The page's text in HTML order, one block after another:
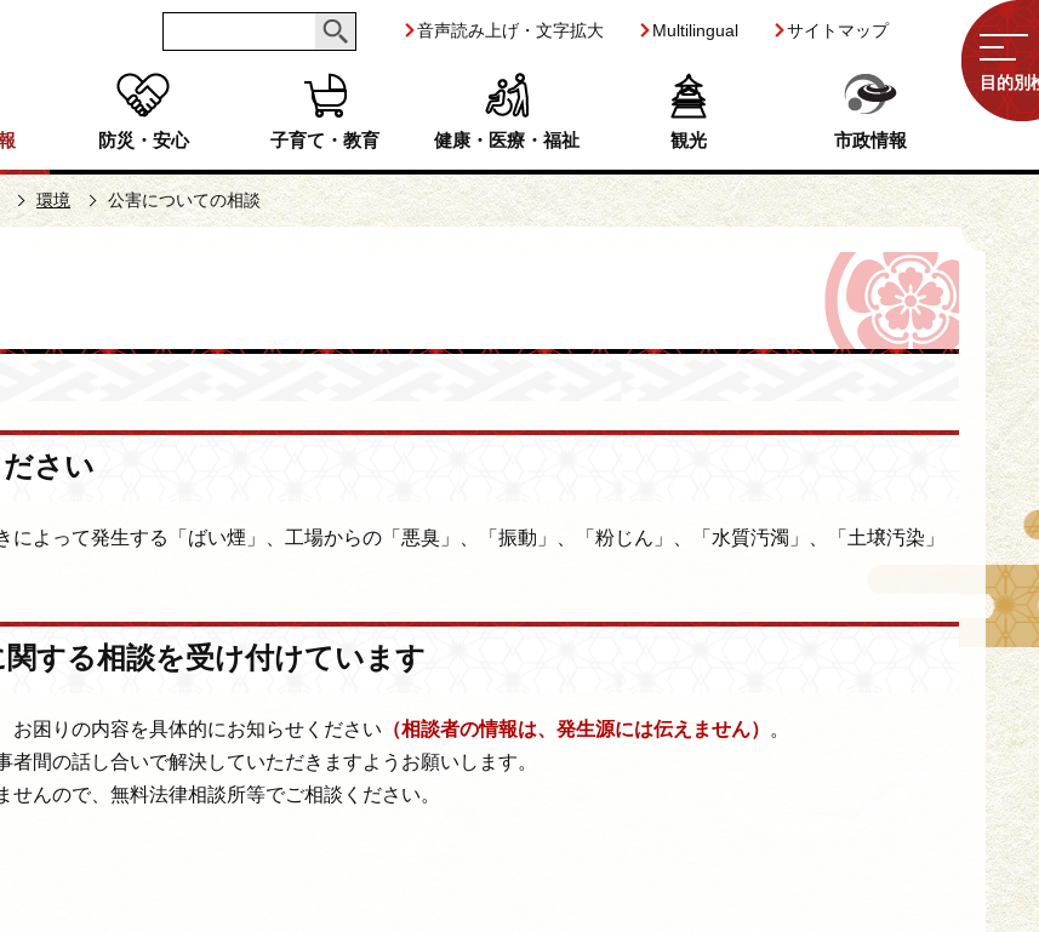
音声読み上げ・文字拡大 Multilingual サイトマップ
防災・安心 子育て・教育 健康・医療・福祉 観光 市政情報
目的別
環境 公害についての相談
さい
よって発生する「ばい煙」、工場からの「悪臭」、「振動」、「粉じん」、「水質汚濁」、「土壌汚染」
する相談を受け付けています
困りの内容を具体的にお知らせください （相談者の情報は、発生源には伝えません） 。
間の話し合いで解決していただきますようお願いします。
んので、無料法律相談所等でご相談ください。